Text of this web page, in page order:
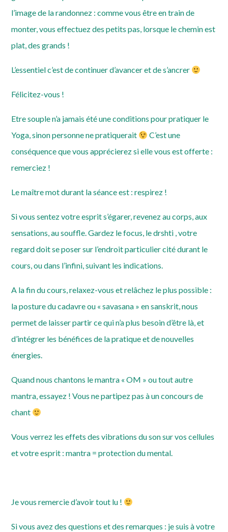
l’image de la randonnez : comme vous être en train de
monter, vous effectuez des petits pas, lorsque le chemin est
plat, des grands !
L’essentiel c’est de continuer d’avancer et de s’ancrer
Félicitez-vous !
Etre souple n’a jamais été une conditions pour pratiquer le
Yoga, sinon personne ne pratiquerait
C’est une
conséquence que vous apprécierez si elle vous est offerte :
remerciez !
Le maître mot durant la séance est : respirez !
Si vous sentez votre esprit s’égarer, revenez au corps, aux
sensations, au souffle. Gardez le focus, le drshti , votre
regard doit se poser sur l’endroit particulier cité durant le
cours, ou dans l’infini, suivant les indications.
A la fin du cours, relaxez-vous et relâchez le plus possible :
la posture du cadavre ou « savasana » en sanskrit, nous
permet de laisser partir ce qui n’a plus besoin d’être là, et
d’intégrer les bénéfices de la pratique et de nouvelles
énergies.
Quand nous chantons le mantra « OM » ou tout autre
mantra, essayez ! Vous ne partipez pas à un concours de
chant
Vous verrez les effets des vibrations du son sur vos cellules
et votre esprit : mantra = protection du mental.
Je vous remercie d’avoir tout lu !
Si vous avez des questions et des remarques : je suis à votre